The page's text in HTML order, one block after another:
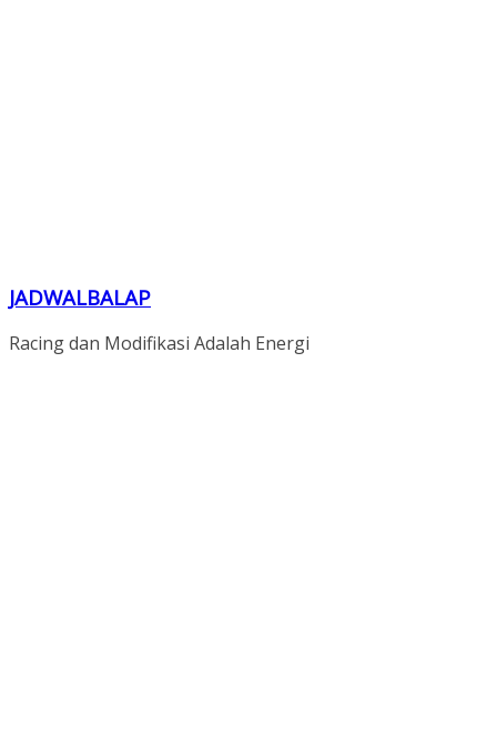
JADWALBALAP
Racing dan Modifikasi Adalah Energi